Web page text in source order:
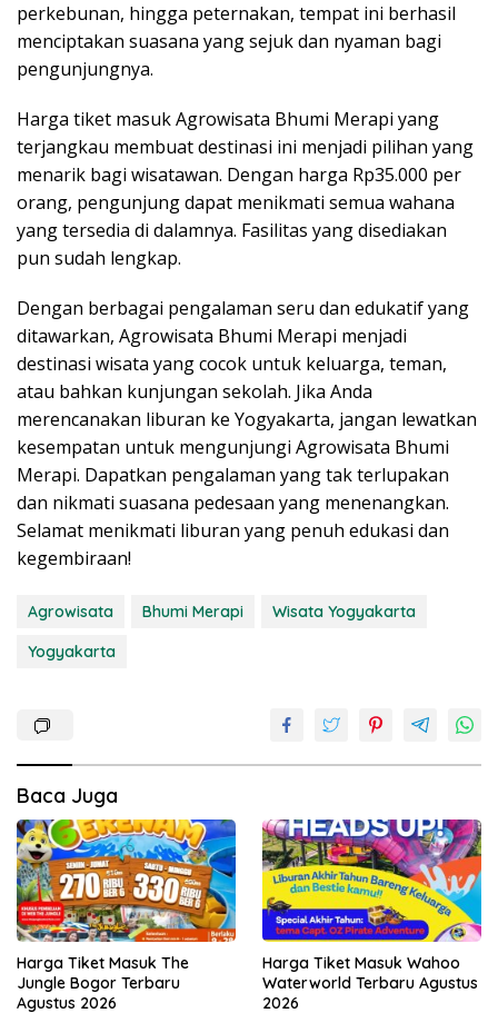
perkebunan, hingga peternakan, tempat ini berhasil
menciptakan suasana yang sejuk dan nyaman bagi
pengunjungnya.
Harga tiket masuk Agrowisata Bhumi Merapi yang
terjangkau membuat destinasi ini menjadi pilihan yang
menarik bagi wisatawan. Dengan harga Rp35.000 per
orang, pengunjung dapat menikmati semua wahana
yang tersedia di dalamnya. Fasilitas yang disediakan
pun sudah lengkap.
Dengan berbagai pengalaman seru dan edukatif yang
ditawarkan, Agrowisata Bhumi Merapi menjadi
destinasi wisata yang cocok untuk keluarga, teman,
atau bahkan kunjungan sekolah. Jika Anda
merencanakan liburan ke Yogyakarta, jangan lewatkan
kesempatan untuk mengunjungi Agrowisata Bhumi
Merapi. Dapatkan pengalaman yang tak terlupakan
dan nikmati suasana pedesaan yang menenangkan.
Selamat menikmati liburan yang penuh edukasi dan
kegembiraan!
Agrowisata Bhumi Merapi
Wisata Yogyakarta
Yogyakarta
Baca Juga
Harga Tiket Masuk The
Jungle Bogor Terbaru
Agustus 2026
Harga Tiket Masuk Wahoo
Waterworld Terbaru Agustus
2026